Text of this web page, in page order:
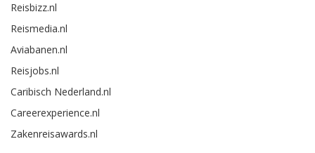
Reisbizz.nl
Reismedia.nl
Aviabanen.nl
Reisjobs.nl
Caribisch Nederland.nl
Careerexperience.nl
Zakenreisawards.nl